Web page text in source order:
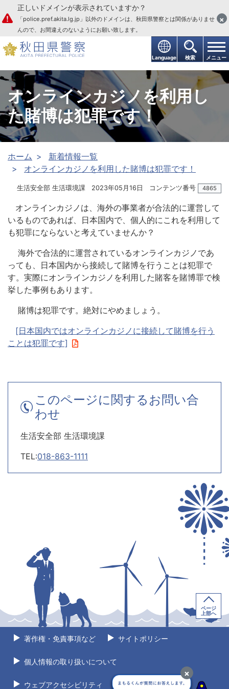
本文へ
Language 検索 メニュー
正しいドメインが表示されていますか？
「police.pref.akita.lg.jp」以外のドメインは、秋田県警察とは関係がありませ
んので、お間違えのないようにお願い致します。
×
オンラインカジノを利用し
た賭博は犯罪です！
ホーム
新着情報一覧
オンラインカジノを利用した賭博は犯罪です！
生活安全部 生活環境課 2023年05月16日 コンテンツ番号 4865
オンラインカジノは、海外の事業者が合法的に運営して
いるものであれば、日本国内で、個人的にこれを利用して
も犯罪にならないと考えていませんか？
海外で合法的に運営されているオンラインカジノであ
っても、日本国内から接続して賭博を行うことは犯罪で
す。実際にオンラインカジノを利用した賭客を賭博罪で検
挙した事例もあります。
賭博は犯罪です。絶対にやめましょう。
[日本国内ではオンラインカジノに接続して賭博を行う
ことは犯罪です]
このページに関するお問い合
わせ
生活安全部 生活環境課
TEL:018-863-1111
×
著作権・免責事項など サイトポリシー
個人情報の取り扱いについて
ウェブアクセシビリティ サイトマップ
ページ
上部へ